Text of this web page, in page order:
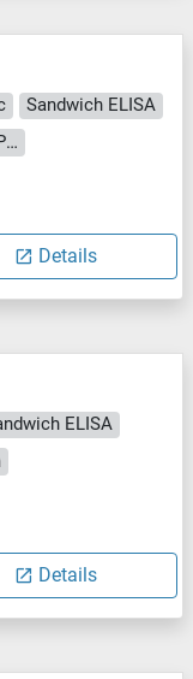
Sandwich ELISA
Cell Culture Supernatant, Cell Samples, Plasma, Serum, Tissue Lysate
Details
ELISA
Details